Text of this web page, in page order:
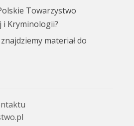
Towarzystwo
i Kryminologii?
materiał do